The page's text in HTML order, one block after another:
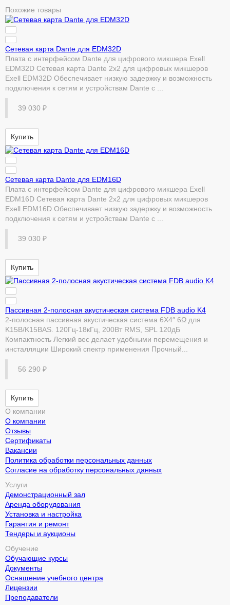
Похожие товары
Сетевая карта Dante для EDM32D
Плата с интерфейсом Dante для цифрового микшера Exell
EDM32D Сетевая карта Dante 2x2 для цифровых микшеров
Exell EDM32D Обеспечивает низкую задержку и возможность
подключения к сетям и устройствам Dante с ...
39 030 ₽
Купить
Сетевая карта Dante для EDM16D
Плата с интерфейсом Dante для цифрового микшера Exell
EDM16D Сетевая карта Dante 2x2 для цифровых микшеров
Exell EDM16D Обеспечивает низкую задержку и возможность
подключения к сетям и устройствам Dante с ...
39 030 ₽
Купить
Пассивная 2-полосная акустическая система FDB audio K4
2-полосная пассивная акустическая система 6X4″ 6Ω для
K15B/K15BAS. 120Гц-18кГц, 200Вт RMS, SPL 120дБ
Компактность Легкий вес делает удобными перемещения и
инсталляции Широкий спектр применения Прочный...
56 290 ₽
Купить
О компании
О компании
Отзывы
Сертификаты
Вакансии
Политика обработки персональных данных
Согласие на обработку персональных данных
Услуги
Демонстрационный зал
Аренда оборудования
Установка и настройка
Гарантия и ремонт
Тендеры и аукционы
Обучение
Обучающие курсы
Документы
Оснащение учебного центра
Лицензии
Преподаватели